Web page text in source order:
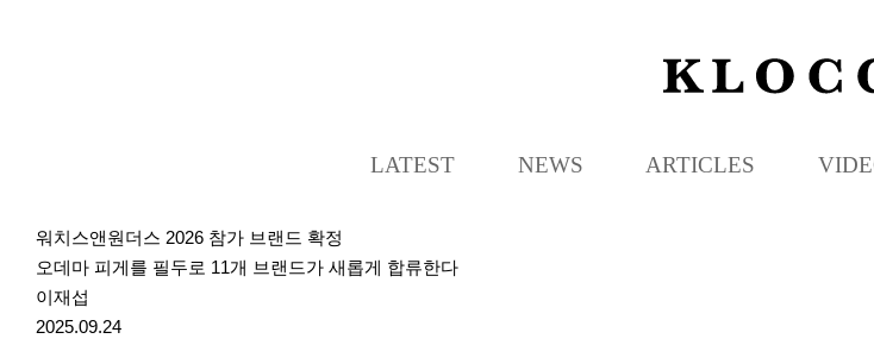
K
L
C
LATEST NEWS ARTICLES
워치스앤원더스 2026 참가 브랜드 확정
오데마 피게를 필두로 11개 브랜드가 새롭게 합류한다
이재섭
2025.09.24